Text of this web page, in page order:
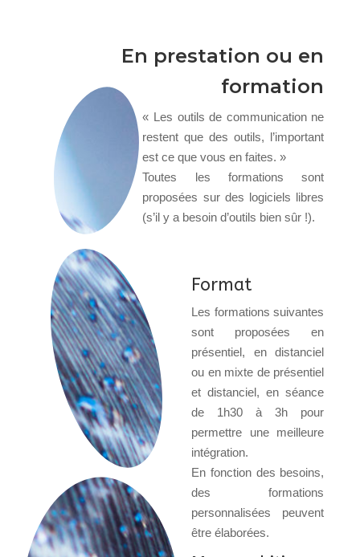
En prestation ou en
formation
« Les outils de communication ne
restent que des outils, l’important
est ce que vous en faites. »
Toutes les formations sont
proposées sur des logiciels libres
(s’il y a besoin d’outils bien sûr !).
Format
Les formations suivantes
sont proposées en
présentiel, en distanciel
ou en mixte de présentiel
et distanciel, en séance
de 1h30 à 3h pour
permettre une meilleure
intégration.
En fonction des besoins,
des formations
personnalisées peuvent
être élaborées.